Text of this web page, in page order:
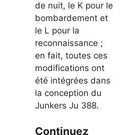
de nuit, le K pour le
bombardement et
le L pour la
reconnaissance ;
en fait, toutes ces
modifications ont
été intégrées dans
la conception du
Junkers Ju 388.
Continuez